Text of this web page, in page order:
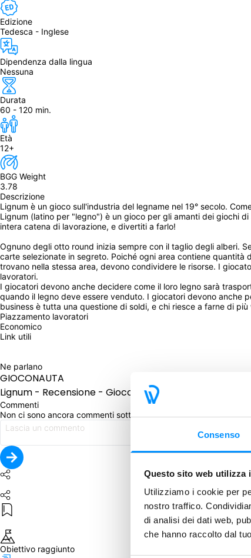
Consenso
Questo sito web utilizza
Utilizziamo i cookie per
nostro traffico.
di analisi dei dati web,
che hanno raccolto dal
Edizione
Tedesca - Inglese
Dipendenza dalla lingua
Nessuna
Durata
60 - 120 min.
Età
12+
BGG Weight
3.78
Descrizione
Lignum è un gioco sull'industria del legname nel 19° secolo.
Lignum (latino per "legno") è un gioco per gli amanti dei giochi
intera catena di lavorazione, e divertiti a farlo!
Ognuno degli otto round inizia sempre con il taglio degli alberi.
carte selezionate in segreto. Poiché ogni area contiene
trovano nella stessa area, devono condividere le risorse. I
lavoratori.
I giocatori devono anche decidere come il loro legno sarà
quando il legno deve essere venduto. I giocatori devono anche
business è tutta una questione di soldi, e chi riesce a farne di più
Piazzamento lavoratori
Economico
Link utili
Ne parlano
GIOCONAUTA
Lignum - Recensione - Gioconauta
Commenti
Non ci sono ancora commenti sotto questo post. Commenta per
Obiettivo raggiunto